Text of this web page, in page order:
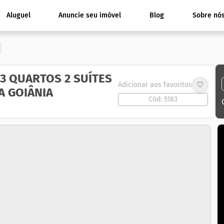
Aluguel Anuncie seu imóvel Blog Sobre
QUARTOS 2 SUÍTES
GOIÂNIA
Adicionar aos favoritos ♡
Cód: 5183